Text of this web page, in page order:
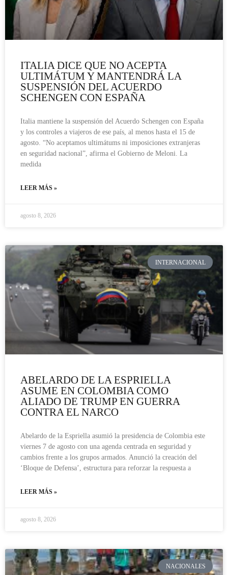
ITALIA DICE QUE NO ACEPTA
ULTIMÁTUM Y MANTENDRÁ LA
SUSPENSIÓN DEL ACUERDO
SCHENGEN CON ESPAÑA
Italia mantiene la suspensión del Acuerdo Schengen con España
y los controles a viajeros de ese país, al menos hasta el 15 de
agosto. “No aceptamos ultimátums ni imposiciones extranjeras
en seguridad nacional”, afirma el Gobierno de Meloni. La
medida
LEER MÁS »
agosto 8, 2026
INTERNACIONAL
ABELARDO DE LA ESPRIELLA
ASUME EN COLOMBIA COMO
ALIADO DE TRUMP EN GUERRA
CONTRA EL NARCO
Abelardo de la Espriella asumió la presidencia de Colombia este
viernes 7 de agosto con una agenda centrada en seguridad y
cambios frente a los grupos armados. Anunció la creación del
‘Bloque de Defensa’, estructura para reforzar la respuesta a
LEER MÁS »
agosto 8, 2026
NACIONALES